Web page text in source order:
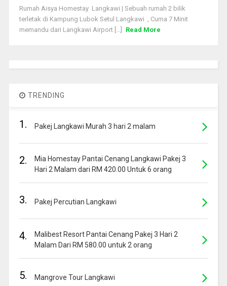
Rumah Aisya Homestay Langkawi | Sebuah rumah 2 bilik
terletak di Kampung Lubok Setul Langkawi , Cuma 7 Minit
memandu dari Langkawi Airport [...]
Read More
TRENDING
1. Pakej Langkawi Murah 3 hari 2 malam
2.
Mia Homestay Pantai Cenang Langkawi Pakej 3
Hari 2 Malam dari RM 420.00 Untuk 6 orang
3. Pakej Percutian Langkawi
4.
Malibest Resort Pantai Cenang Pakej 3 Hari 2
Malam Dari RM 580.00 untuk 2 orang
5. Mangrove Tour Langkawi